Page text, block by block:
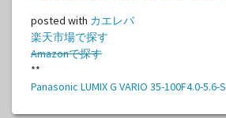
posted with カエレバ
楽天市場で探す
Amazonで探す
**
Panasonic LUMIX G VARIO 35-100F4.0-5.6-S